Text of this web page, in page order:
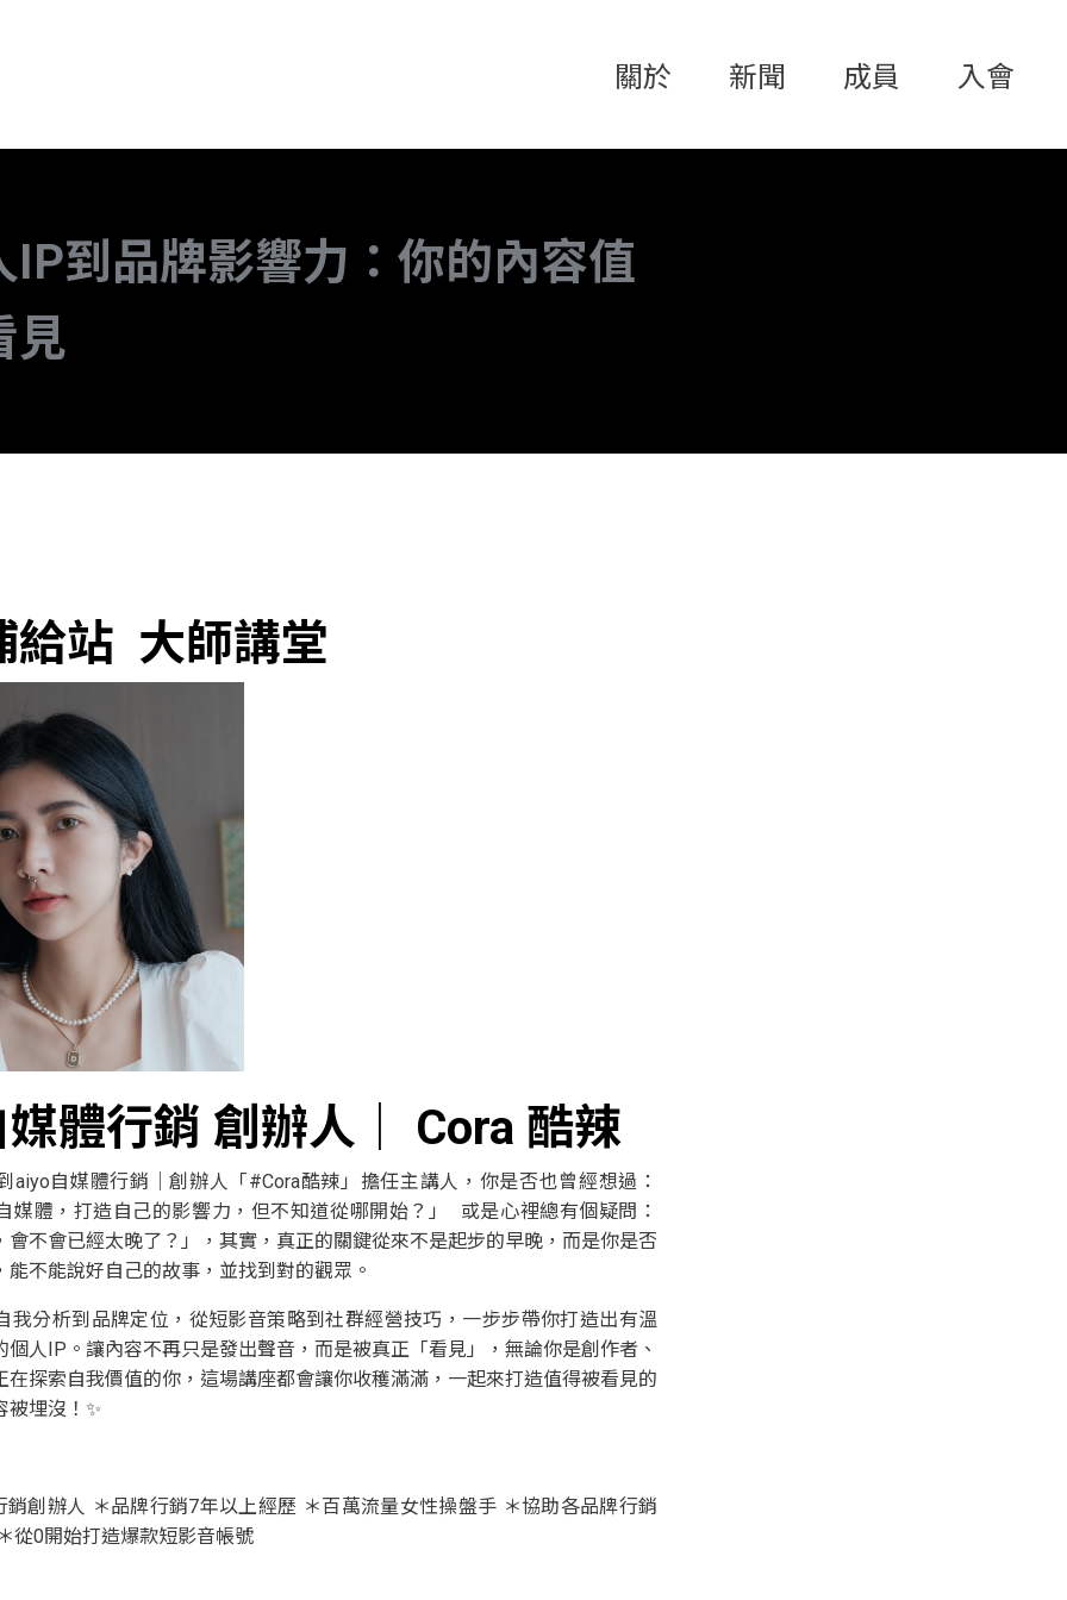
關於 新聞 成員 入會
IP到品牌影響力：你的內容值
見
給站 大師講堂
體行銷 創辦人 Cora 酷辣
aiyo自媒體行銷｜創辦人「#Cora酷辣」擔任主講人，你是否也曾經想過：
媒體，打造自己的影響力，但不知道從哪開始？」 或是心裡總有個疑問：
會不會已經太晚了？」，其實，真正的關鍵從來不是起步的早晚，而是你是否
能不能說好自己的故事，並找到對的觀眾。
我分析到品牌定位，從短影音策略到社群經營技巧，一步步帶你打造出有溫
個人IP。讓內容不再只是發出聲音，而是被真正「看見」，無論你是創作者、
在探索自我價值的你，這場講座都會讓你收穫滿滿，一起來打造值得被看見的
被埋沒！✨
銷創辦人 ＊品牌行銷7年以上經歷 ＊百萬流量女性操盤手 ＊協助各品牌行銷
從0開始打造爆款短影音帳號